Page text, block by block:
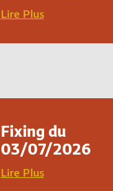
Lire Plus
Fixing du
03/07/2026
Lire Plus